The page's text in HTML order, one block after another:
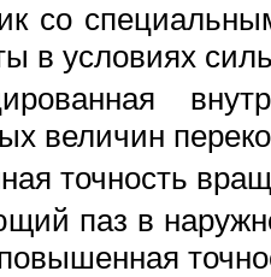
со
в условиях
величин
точность
паз в